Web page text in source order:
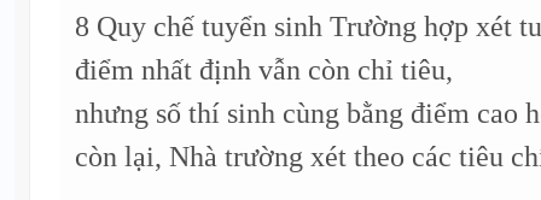
8 Quy chế tuyển sinh Trường hợp xét
điểm nhất định vẫn còn chỉ tiêu,
nhưng số thí sinh cùng bằng điểm cao
còn lại, Nhà trường xét theo các tiêu